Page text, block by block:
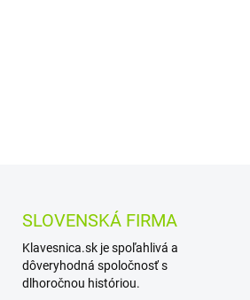
SLOVENSKÁ FIRMA
Klavesnica.sk je spoľahlivá a
dôveryhodná spoločnosť s
dlhoročnou históriou.